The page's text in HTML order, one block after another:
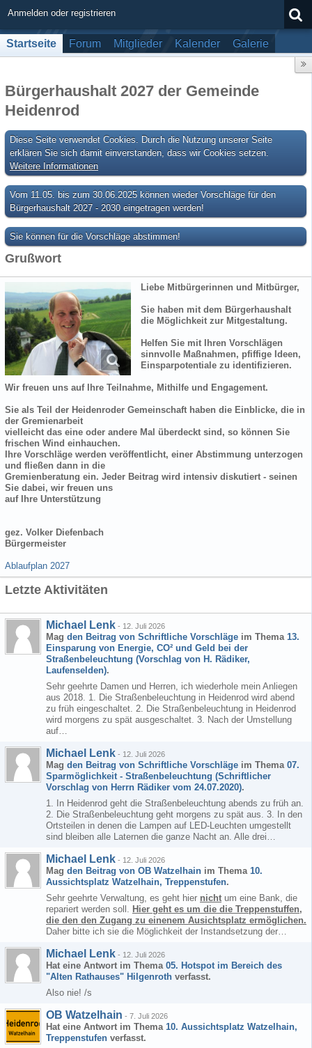
Anmelden oder registrieren
Startseite Forum Mitglieder Kalender Galerie
Bürgerhaushalt 2027 der Gemeinde
Heidenrod
Diese Seite verwendet Cookies. Durch die Nutzung unserer Seite
erklären Sie sich damit einverstanden, dass wir Cookies setzen.
Weitere Informationen
Vom 11.05. bis zum 30.06.2025 können wieder Vorschläge für den
Bürgerhaushalt 2027 - 2030 eingetragen werden!
Sie können für die Vorschläge abstimmen!
Grußwort
Liebe Mitbürgerinnen und Mitbürger,
Sie haben mit dem Bürgerhaushalt
die Möglichkeit zur Mitgestaltung.
Helfen Sie mit Ihren Vorschlägen
sinnvolle Maßnahmen, pfiffige Ideen,
Einsparpotentiale zu identifizieren.
Wir freuen uns auf Ihre Teilnahme, Mithilfe und Engagement.
Sie als Teil der Heidenroder Gemeinschaft haben die Einblicke, die in
der Gremienarbeit
vielleicht das eine oder andere Mal überdeckt sind, so können Sie
frischen Wind einhauchen.
Ihre Vorschläge werden veröffentlicht, einer Abstimmung unterzogen
und fließen dann in die
Gremienberatung ein. Jeder Beitrag wird intensiv diskutiert - seinen
Sie dabei, wir freuen uns
auf Ihre Unterstützung
gez. Volker Diefenbach
Bürgermeister
Ablaufplan 2027
Letzte Aktivitäten
Michael Lenk - 12. Juli 2026
Mag den Beitrag von Schriftliche Vorschläge im Thema 13.
Einsparung von Energie, CO² und Geld bei der
Straßenbeleuchtung (Vorschlag von H. Rädiker,
Laufenselden).
Sehr geehrte Damen und Herren, ich wiederhole mein Anliegen
aus 2018. 1. Die Straßenbeleuchtung in Heidenrod wird abend
zu früh eingeschaltet. 2. Die Straßenbeleuchtung in Heidenrod
wird morgens zu spät ausgeschaltet. 3. Nach der Umstellung
auf…
Michael Lenk - 12. Juli 2026
Mag den Beitrag von Schriftliche Vorschläge im Thema 07.
Sparmöglichkeit - Straßenbeleuchtung (Schriftlicher
Vorschlag von Herrn Rädiker vom 24.07.2020).
1. In Heidenrod geht die Straßenbeleuchtung abends zu früh an.
2. Die Straßenbeleuchtung geht morgens zu spät aus. 3. In den
Ortsteilen in denen die Lampen auf LED-Leuchten umgestellt
sind bleiben alle Laternen die ganze Nacht an. Alle drei…
Michael Lenk - 12. Juli 2026
Mag den Beitrag von OB Watzelhain im Thema 10.
Aussichtsplatz Watzelhain, Treppenstufen.
Sehr geehrte Verwaltung, es geht hier nicht um eine Bank, die
repariert werden soll. Hier geht es um die die Treppenstuffen,
die den den Zugang zu einenem Ausichtsplatz ermöglichen.
Daher bitte ich sie die Möglichkeit der Instandsetzung der…
Michael Lenk - 12. Juli 2026
Hat eine Antwort im Thema 05. Hotspot im Bereich des
"Alten Rathauses" Hilgenroth verfasst.
Also nie! /s
OB Watzelhain - 7. Juli 2026
Hat eine Antwort im Thema 10. Aussichtsplatz Watzelhain,
Treppenstufen verfasst.